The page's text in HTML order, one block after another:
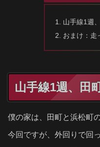
山手線1週
おまけ：走
山手線1週、田
僕の家は、田町と浜松町
今回ですが、外回りで回